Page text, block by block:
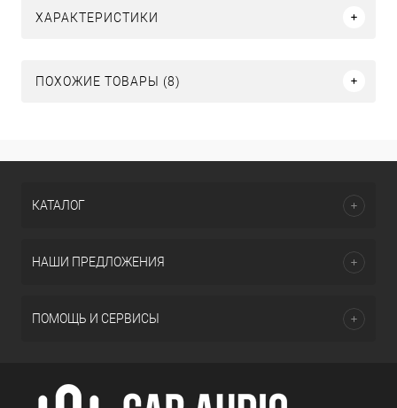
ХАРАКТЕРИСТИКИ
ПОХОЖИЕ ТОВАРЫ (8)
КАТАЛОГ
НАШИ ПРЕДЛОЖЕНИЯ
ПОМОЩЬ И СЕРВИСЫ